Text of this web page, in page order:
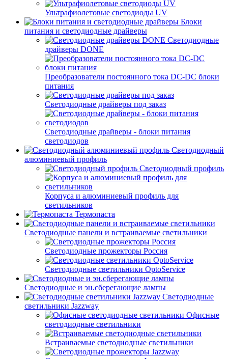
Ультрафиолетовые светодиоды UV
Блоки
питания и светодиодные драйверы
Светодиодные
драйверы DONE
Преобразователи постоянного тока DC-DC блоки
питания
Светодиодные драйверы под заказ
Светодиодные драйверы - блоки питания
светодиодов
Светодиодный
алюминиевый профиль
Светодиодный профиль
Корпуса и алюминиевый профиль для
светильников
Термопаста
Светодиодные панели и встраиваемые светильники
Светодиодные прожекторы Россия
Светодиодные светильники OptoService
Светодиодные и эн.сберегающие лампы
Светодиодные
светильники Jazzway
Офисные
светодиодные светильники
Встраиваемые светодиодные светильники